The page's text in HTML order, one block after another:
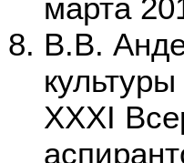
марта
В.В.
XXXI